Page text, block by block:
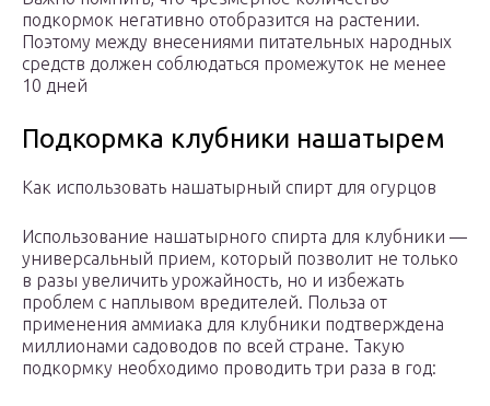
подкормок негативно отобразится на растении.
Поэтому между внесениями питательных народных
средств должен соблюдаться промежуток не менее
10 дней
Подкормка клубники нашатырем
Как использовать нашатырный спирт для огурцов
Использование нашатырного спирта для клубники —
универсальный прием, который позволит не только
в разы увеличить урожайность, но и избежать
проблем с наплывом вредителей. Польза от
применения аммиака для клубники подтверждена
миллионами садоводов по всей стране. Такую
подкормку необходимо проводить три раза в год: